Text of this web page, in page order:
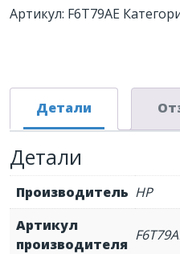
Артикул: F6T79AE
Детали
Детали
Производитель HP
Артикул
производителя